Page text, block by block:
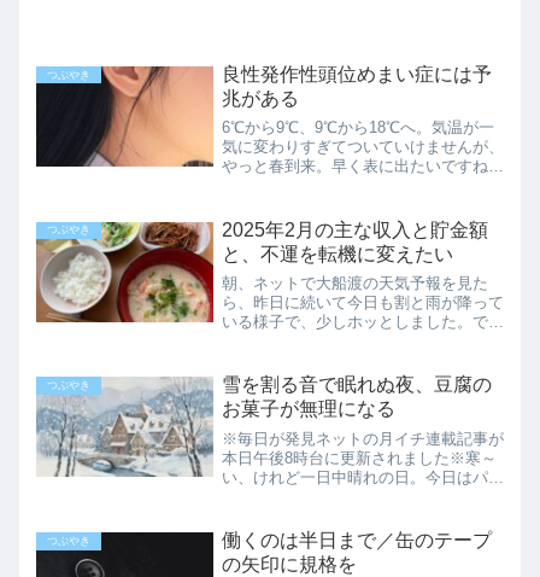
つぶやき
良性発作性頭位めまい症には予
兆がある
6℃から9℃、9℃から18℃へ。気温が一
気に変わりすぎてついていけませんが、
やっと春到来。早く表に出たいですね…
に、前兆だと思われる事がありました。
『音』です。耳の中で...
つぶやき
2025年2月の主な収入と貯金額
と、不運を転機に変えたい
朝、ネットで大船渡の天気予報を見た
ら、昨日に続いて今日も割と雨が降って
いる様子で、少しホッとしました。でき
何故離れた3カ所から同時に火の手が上
がったのかも、ちゃんと追及...
つぶやき
雪を割る音で眠れぬ夜、豆腐の
お菓子が無理になる
※毎日が発見ネットの月イチ連載記事が
本日午後8時台に更新されました※寒～
い、けれど一日中晴れの日。今日はパー
待機してますが。できれば期日前投票に
行きたかったけれど、連日の...
つぶやき
働くのは半日まで／缶のテープ
の矢印に規格を